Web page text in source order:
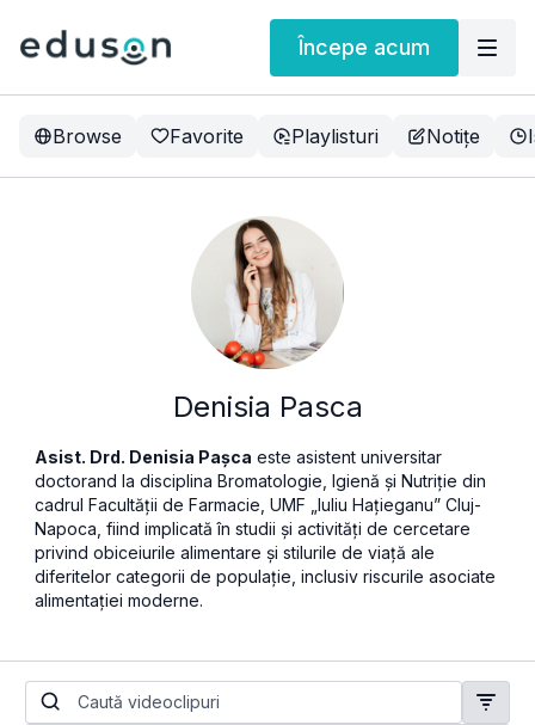
Începe acum
Browse Favorite Playlisturi Notițe
Denisia Pasca
Asist. Drd. Denisia Pașca este asistent universitar
doctorand la disciplina Bromatologie, Igienă și Nutriție din
cadrul Facultății de Farmacie, UMF „Iuliu Hațieganu” Cluj-
Napoca, fiind implicată în studii și activități de cercetare
privind obiceiurile alimentare și stilurile de viață ale
diferitelor categorii de populație, inclusiv riscurile asociate
alimentației moderne.